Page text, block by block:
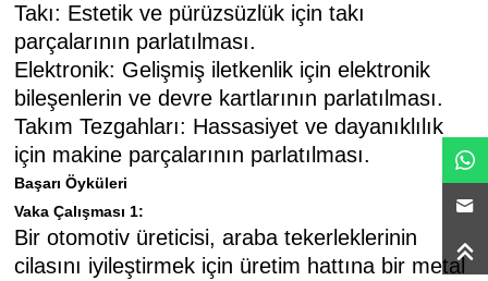
Takı: Estetik ve pürüzsüzlük için takı
parçalarının parlatılması.
Elektronik: Gelişmiş iletkenlik için elektronik
bileşenlerin ve devre kartlarının parlatılması.
Takım Tezgahları: Hassasiyet ve dayanıklılık
için makine parçalarının parlatılması.
Başarı Öyküleri
Vaka Çalışması 1:
Bir otomotiv üreticisi, araba tekerleklerinin
cilasını iyileştirmek için üretim hattına bir metal